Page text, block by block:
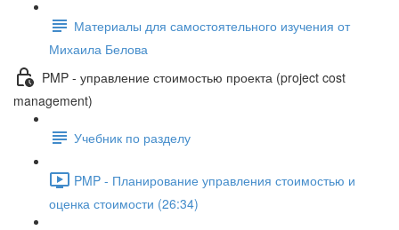
Материалы для самостоятельного изучения от
Михаила Белова
PMP - управление стоимостью проекта (project cost
management)
Учебник по разделу
PMP - Планирование управления стоимостью и
оценка стоимости (26:34)